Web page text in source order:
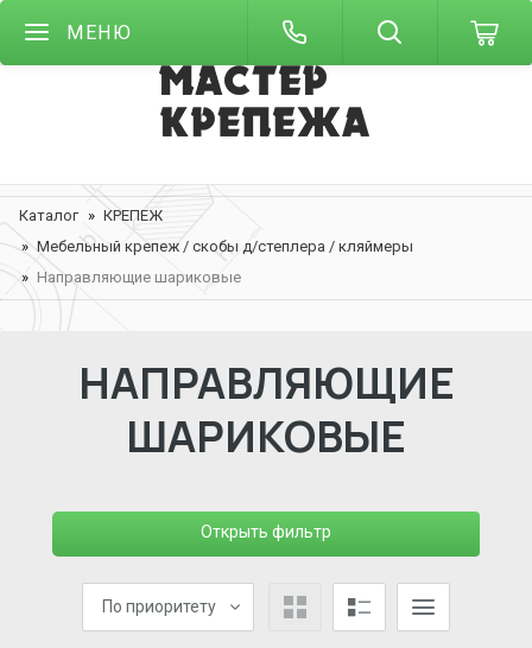
МЕНЮ
Каталог
КРЕПЕЖ
Мебельный крепеж / скобы д/степлера / кляймеры
Направляющие шариковые
НАПРАВЛЯЮЩИЕ
ШАРИКОВЫЕ
Открыть фильтр
По приоритету